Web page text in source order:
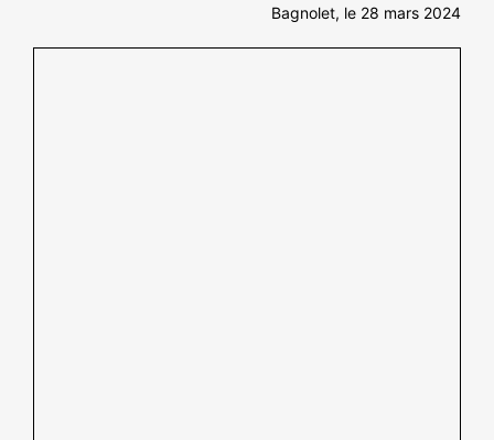
Bagnolet, le 28 mars 2024